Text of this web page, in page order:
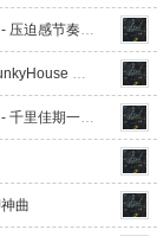
100 - [FunkyHouse] 亚洲之星 - 压迫感节奏VoI.05
128 - Love Story (Niko禹豪 FunkyHouse Mix 空灵鼓)
128 - [FunkyHouse] 亚洲之星 - 千里佳期一夜休
曲